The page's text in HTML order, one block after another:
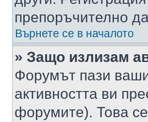
препоръчително
Върнете се в началото
» Защо излизам
Форумът пази
активността ви
форумите). Това